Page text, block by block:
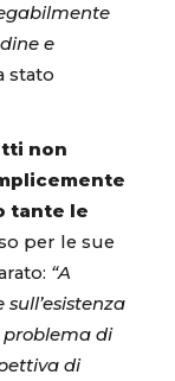
e
stato
non
tante le
per le sue
“A
problema di
di